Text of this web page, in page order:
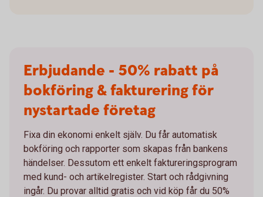
Erbjudande - 50% rabatt på
bokföring & fakturering för
nystartade företag
Fixa din ekonomi enkelt själv. Du får automatisk
bokföring och rapporter som skapas från bankens
händelser. Dessutom ett enkelt faktureringsprogram
med kund- och artikelregister. Start och rådgivning
ingår. Du provar alltid gratis och vid köp får du 50%